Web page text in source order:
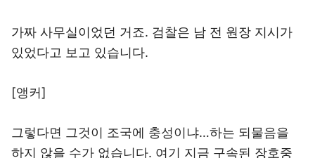
가짜 사무실이었던 거죠. 검찰은 남 전 원장 지시가
있었다고 보고 있습니다.
[앵커]
그렇다면 그것이 조국에 충성이냐…하는 되물음을
하지 않을 수가 없습니다. 여기 지금 구속된 장호중